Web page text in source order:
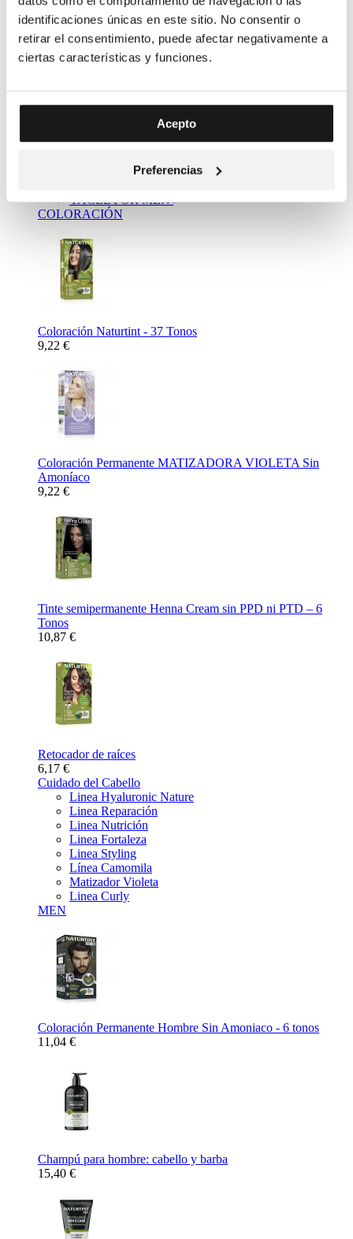
identificaciones únicas en este sitio. No consentir o
retirar el consentimiento, puede afectar negativamente a
ciertas características y funciones.
Acepto
Preferencias
11,20 €
NATURTINT
YACEL FOR MEN
COLORACIÓN
Coloración Naturtint - 37 Tonos
9,22 €
Coloración Permanente MATIZADORA VIOLETA Sin
Amoníaco
9,22 €
Tinte semipermanente Henna Cream sin PPD ni PTD – 6
Tonos
10,87 €
Retocador de raíces
6,17 €
Cuidado del Cabello
Linea Hyaluronic Nature
Linea Reparación
Linea Nutrición
Linea Fortaleza
Linea Styling
Línea Camomila
Matizador Violeta
Linea Curly
MEN
Coloración Permanente Hombre Sin Amoniaco - 6 tonos
11,04 €
Champú para hombre: cabello y barba
15,40 €